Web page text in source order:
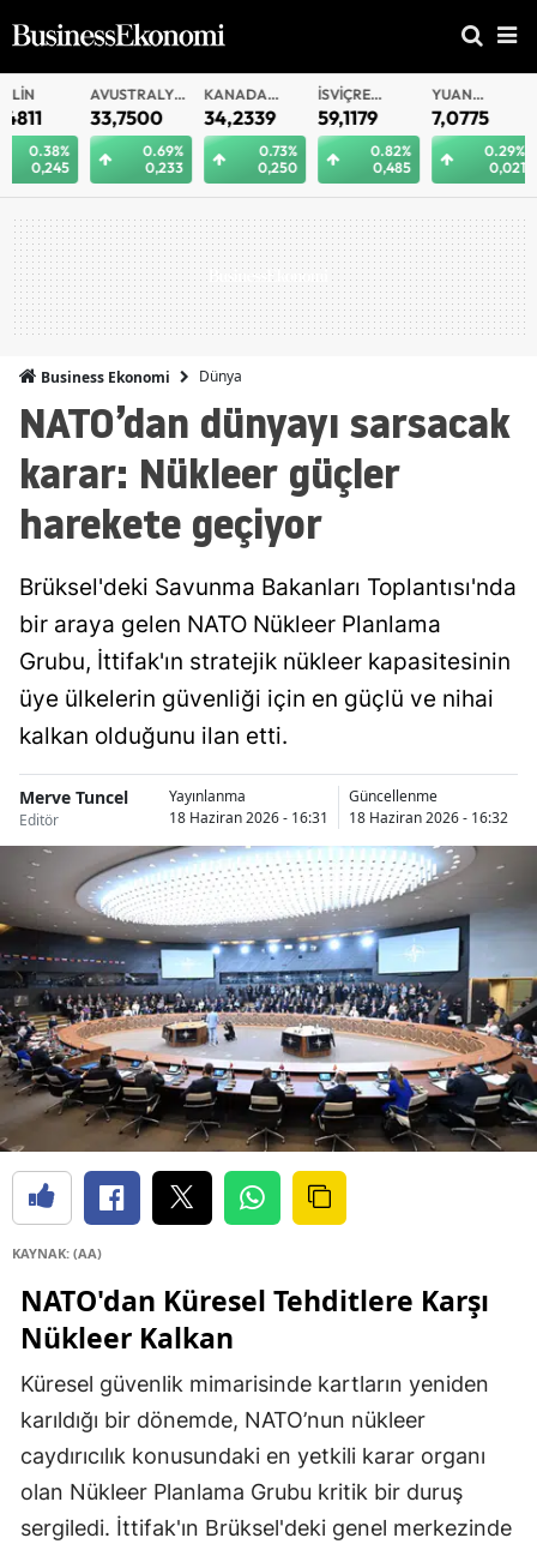
AVUSTRALYA
DOLARI
33,7500
0.69%
0,233
KANADA
DOLARI
34,2339
0.73%
0,250
İSVIÇRE
FRANKI
59,1179
0.82%
0,485
YUAN
OFFSHORE
7,0775
0.29%
0,021
YUAN
7,0812
Business Ekonomi Dünya
NATO’dan dünyayı sarsacak
karar: Nükleer güçler
harekete geçiyor
Brüksel'deki Savunma Bakanları Toplantısı'nda
bir araya gelen NATO Nükleer Planlama
Grubu, İttifak'ın stratejik nükleer kapasitesinin
üye ülkelerin güvenliği için en güçlü ve nihai
kalkan olduğunu ilan etti.
Merve Tuncel
Editör
Yayınlanma
18 Haziran 2026 - 16:31
Güncellenme
18 Haziran 2026 - 16:32
KAYNAK: (AA)
NATO'dan Küresel Tehditlere Karşı
Nükleer Kalkan
Küresel güvenlik mimarisinde kartların yeniden
karıldığı bir dönemde, NATO’nun nükleer
caydırıcılık konusundaki en yetkili karar organı
olan Nükleer Planlama Grubu kritik bir duruş
sergiledi. İttifak'ın Brüksel'deki genel merkezinde